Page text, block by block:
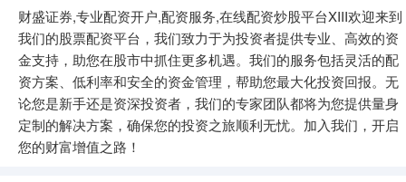
财盛证券,专业配资开户,配资服务,在线配资炒股平台XIII‌欢迎来到
我们的股票配资平台，我们致力于为投资者提供专业、高效的资
金支持，助您在股市中抓住更多机遇。我们的服务包括灵活的配
资方案、低利率和安全的资金管理，帮助您最大化投资回报。无
论您是新手还是资深投资者，我们的专家团队都将为您提供量身
定制的解决方案，确保您的投资之旅顺利无忧。加入我们，开启
您的财富增值之路！